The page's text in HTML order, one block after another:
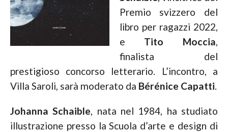
Premio svizzero del
libro per ragazzi 2022,
e Tito Moccia,
finalista del
prestigioso concorso letterario. L’incontro, a
Villa Saroli, sarà moderato da Bérénice Capatti.
Johanna Schaible, nata nel 1984, ha studiato
illustrazione presso la Scuola d’arte e design di